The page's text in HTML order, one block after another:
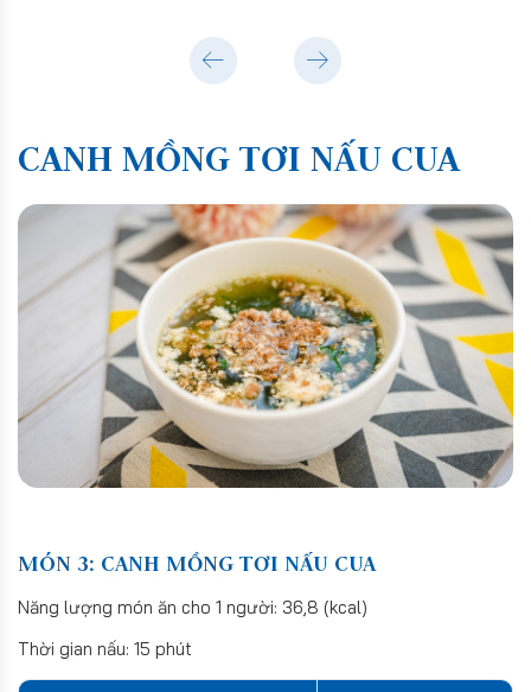
CANH MỒNG TƠI NẤU CUA
MÓN 3: CANH MỒNG TƠI NẤU CUA
Năng lượng món ăn cho 1 người: 36,8 (kcal)
Thời gian nấu: 15 phút